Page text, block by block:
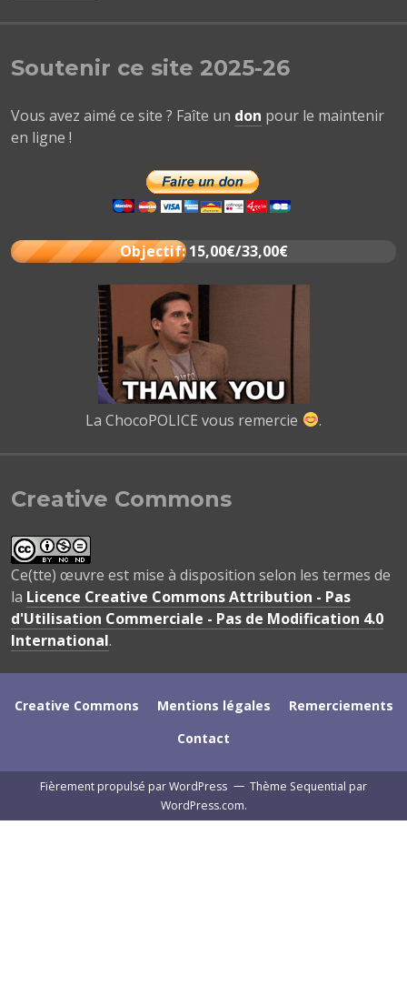
Soutenir ce site 2025-26
Vous avez aimé ce site ? Faîte un don pour le maintenir
en ligne !
Objectif: 15,00€/33,00€
La ChocoPOLICE vous remercie .
Creative Commons
Ce(tte) œuvre est mise à disposition selon les termes de
la Licence Creative Commons Attribution - Pas
d'Utilisation Commerciale - Pas de Modification 4.0
International.
Creative Commons Mentions légales
Remerciements
Contact
Fièrement propulsé par WordPress — Thème Sequential par
WordPress.com.